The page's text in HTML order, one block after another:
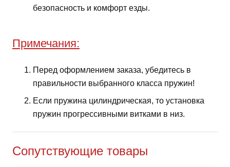
безопасность и комфорт езды.
Примечания:
Перед оформлением заказа, убедитесь в
правильности выбранного класса пружин!
Если пружина цилиндрическая, то установка
пружин прогрессивными витками в низ.
Сопутствующие товары